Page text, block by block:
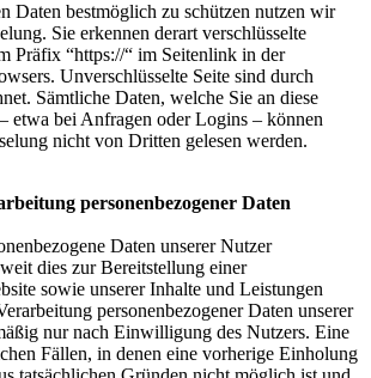
Daten bestmöglich zu schützen nutzen wir
Sie erkennen derart verschlüsselte
Präfix “https://“ im Seitenlink in der
Unverschlüsselte Seite sind durch
Sämtliche Daten, welche Sie an diese
etwa bei Anfragen oder Logins – können
nicht von Dritten gelesen werden.
personenbezogener Daten
Daten unserer Nutzer
dies zur Bereitstellung einer
sowie unserer Inhalte und Leistungen
personenbezogener Daten unserer
nur nach Einwilligung des Nutzers. Eine
Fällen, in denen eine vorherige Einholung